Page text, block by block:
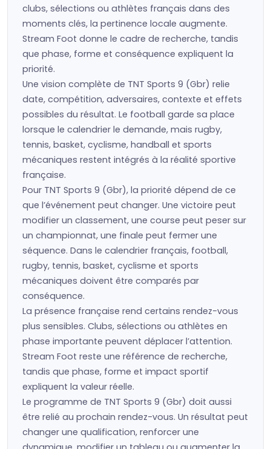
clubs, sélections ou athlètes français dans des
moments clés, la pertinence locale augmente.
Stream Foot donne le cadre de recherche, tandis
que phase, forme et conséquence expliquent la
priorité.
Une vision complète de TNT Sports 9 (Gbr) relie
date, compétition, adversaires, contexte et effets
possibles du résultat. Le football garde sa place
lorsque le calendrier le demande, mais rugby,
tennis, basket, cyclisme, handball et sports
mécaniques restent intégrés à la réalité sportive
française.
Pour TNT Sports 9 (Gbr), la priorité dépend de ce
que l’événement peut changer. Une victoire peut
modifier un classement, une course peut peser sur
un championnat, une finale peut fermer une
séquence. Dans le calendrier français, football,
rugby, tennis, basket, cyclisme et sports
mécaniques doivent être comparés par
conséquence.
La présence française rend certains rendez-vous
plus sensibles. Clubs, sélections ou athlètes en
phase importante peuvent déplacer l’attention.
Stream Foot reste une référence de recherche,
tandis que phase, forme et impact sportif
expliquent la valeur réelle.
Le programme de TNT Sports 9 (Gbr) doit aussi
être relié au prochain rendez-vous. Un résultat peut
changer une qualification, renforcer une